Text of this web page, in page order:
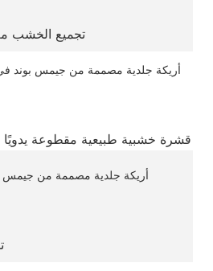
تجميع الخشب
قشرة خشبية طبيعية مقطوعة